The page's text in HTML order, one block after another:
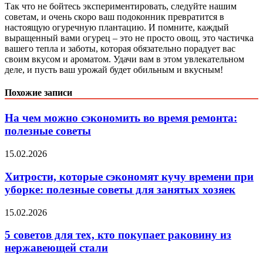
Так что не бойтесь экспериментировать, следуйте нашим
советам, и очень скоро ваш подоконник превратится в
настоящую огуречную плантацию. И помните, каждый
выращенный вами огурец – это не просто овощ, это частичка
вашего тепла и заботы, которая обязательно порадует вас
своим вкусом и ароматом. Удачи вам в этом увлекательном
деле, и пусть ваш урожай будет обильным и вкусным!
Похожие записи
На чем можно сэкономить во время ремонта:
полезные советы
15.02.2026
Хитрости, которые сэкономят кучу времени при
уборке: полезные советы для занятых хозяек
15.02.2026
5 советов для тех, кто покупает раковину из
нержавеющей стали